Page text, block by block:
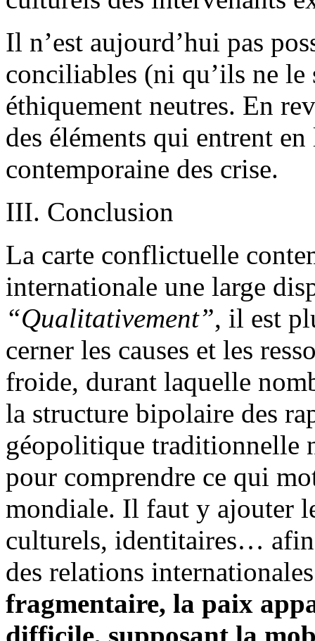
Il n’est aujourd’hui pas
conciliables (ni qu’ils ne le
éthiquement neutres. En
des éléments qui entrent
contemporaine des crise.
III. Conclusion
La carte conflictuelle
internationale une large
“Qualitativement”, il est
cerner les causes et les
froide, durant laquelle
la structure bipolaire des
géopolitique traditionnelle
pour comprendre ce qui
mondiale. Il faut y ajouter
culturels, identitaires…
des relations
fragmentaire, la paix
difficile, supposant la